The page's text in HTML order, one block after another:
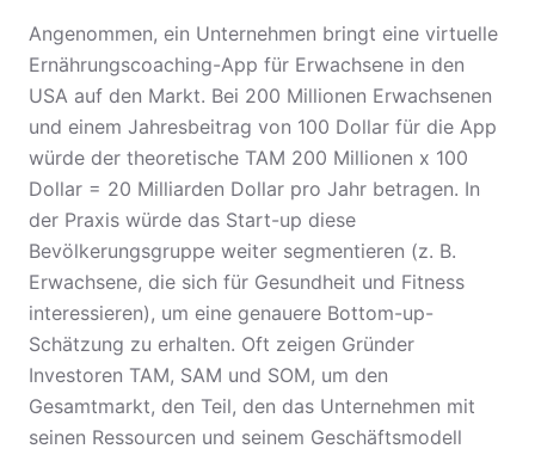
Angenommen, ein Unternehmen bringt eine virtuelle
Ernährungscoaching-App für Erwachsene in den
USA auf den Markt. Bei 200 Millionen Erwachsenen
und einem Jahresbeitrag von 100 Dollar für die App
würde der theoretische TAM 200 Millionen x 100
Dollar = 20 Milliarden Dollar pro Jahr betragen. In
der Praxis würde das Start-up diese
Bevölkerungsgruppe weiter segmentieren (z. B.
Erwachsene, die sich für Gesundheit und Fitness
interessieren), um eine genauere Bottom-up-
Schätzung zu erhalten. Oft zeigen Gründer
Investoren TAM, SAM und SOM, um den
Gesamtmarkt, den Teil, den das Unternehmen mit
seinen Ressourcen und seinem Geschäftsmodell